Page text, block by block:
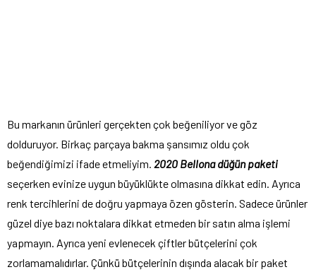
Bu markanın ürünleri gerçekten çok beğeniliyor ve göz
dolduruyor. Birkaç parçaya bakma şansımız oldu çok
beğendiğimizi ifade etmeliyim. 2020 Bellona düğün paketi
seçerken evinize uygun büyüklükte olmasına dikkat edin. Ayrıca
renk tercihlerini de doğru yapmaya özen gösterin. Sadece ürünler
güzel diye bazı noktalara dikkat etmeden bir satın alma işlemi
yapmayın. Ayrıca yeni evlenecek çiftler bütçelerini çok
zorlamamalıdırlar. Çünkü bütçelerinin dışında alacak bir paket